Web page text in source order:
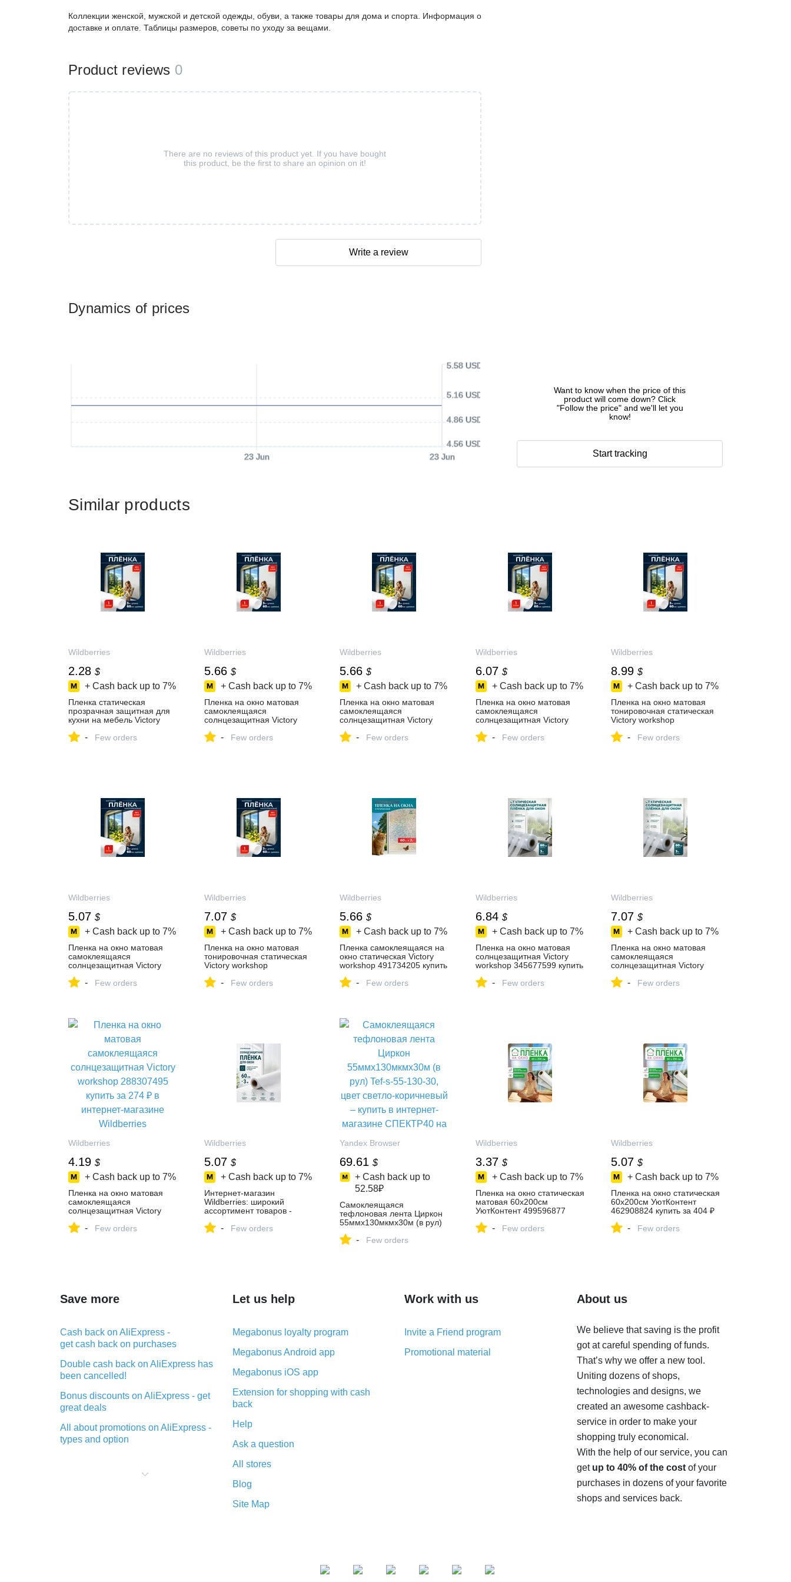
Dynamics of prices
23 Jun 23 Jun
4.56 USD
4.86 USD
5.16 USD
5.58 USD
Want to know when the price of this
product will come down? Click
"Follow the price" and we'll let you
know!
Start tracking
Коллекции женской, мужской и детской одежды, обуви, а также товары для дома и спорта. Информация о
доставке и оплате. Таблицы размеров, советы по уходу за вещами.
Product reviews 0
There are no reviews of this product yet. If you have bought
this product, be the first to share an opinion on it!
Write a review
Similar products
Wildberries
2.28 $
+ Cash back up to 7%
Пленка статическая
прозрачная защитная для
кухни на мебель Victory
за 186 ₽ в
- Few orders
Wildberries
5.66 $
+ Cash back up to 7%
Пленка на окно матовая
самоклеящаяся
солнцезащитная Victory
купить за 443 ₽ в
- Few orders
Wildberries
5.66 $
+ Cash back up to 7%
Пленка на окно матовая
самоклеящаяся
солнцезащитная Victory
купить за 443 ₽ в
- Few orders
Wildberries
6.07 $
+ Cash back up to 7%
Пленка на окно матовая
самоклеящаяся
солнцезащитная Victory
купить за 443 ₽ в
- Few orders
Wildberries
8.99 $
+ Cash back up to 7%
Пленка на окно матовая
тонировочная статическая
Victory workshop
в интернет‑магазине
- Few orders
Wildberries
5.07 $
+ Cash back up to 7%
Пленка на окно матовая
самоклеящаяся
солнцезащитная Victory
купить за 397 ₽ в
- Few orders
Wildberries
7.07 $
+ Cash back up to 7%
Пленка на окно матовая
тонировочная статическая
Victory workshop
в интернет‑магазине
- Few orders
Wildberries
5.66 $
+ Cash back up to 7%
Пленка самоклеящаяся на
окно статическая Victory
workshop 491734205 купить
интернет‑магазине
- Few orders
Wildberries
6.84 $
+ Cash back up to 7%
Пленка на окно матовая
солнцезащитная Victory
workshop 345677599 купить
интернет‑магазине
- Few orders
Wildberries
7.07 $
+ Cash back up to 7%
Пленка на окно матовая
самоклеящаяся
солнцезащитная Victory
купить за 405 ₽ в
- Few orders
Wildberries
4.19 $
+ Cash back up to 7%
Пленка на окно матовая
самоклеящаяся
солнцезащитная Victory
за 274 ₽ в
- Few orders
Wildberries
5.07 $
+ Cash back up to 7%
Интернет‑магазин
Wildberries: широкий
ассортимент товаров -
- Few orders
Yandex Browser
69.61 $
+ Cash back up to
52.58₽
Самоклеящаяся
тефлоновая лента Циркон
55ммх130мкмх30м (в рул)
светло-коричневый – купить
- Few orders
Wildberries
3.37 $
+ Cash back up to 7%
Пленка на окно статическая
матовая 60х200см
УютКонтент 499596877
интернет‑магазине
- Few orders
Wildberries
5.07 $
+ Cash back up to 7%
Пленка на окно статическая
60х200см УютКонтент
462908824 купить за 404 ₽
Wildberries
- Few orders
Save more
Cash back on AliExpress -
get cash back on purchases
Double cash back on AliExpress has
been cancelled!
Bonus discounts on AliExpress - get
great deals
All about promotions on AliExpress -
types and option
purchases on AliExpress - short and
Let us help
Megabonus loyalty program
Megabonus Android app
Megabonus iOS app
Extension for shopping with cash
back
Help
Ask a question
All stores
Blog
Site Map
Work with us
Invite a Friend program
Promotional material
About us
We believe that saving is the profit
got at careful spending of funds.
That’s why we offer a new tool.
Uniting dozens of shops,
technologies and designs, we
created an awesome cashback-
service in order to make your
shopping truly economical.
With the help of our service, you can
get up to 40% of the costof your
purchases in dozens of your favorite
shops and services back.